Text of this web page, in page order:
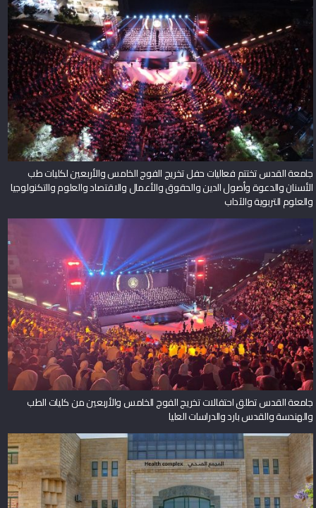
جامعة القدس تختتم فعاليات حفل تخريج الفوج الخامس والأربعين لكليات طب
الأسنان والدعوة وأصول الدين والحقوق والأعمال والاقتصاد والعلوم والتكنولوجيا
والعلوم التربوية والآداب
جامعة القدس تطلق احتفالات تخريج الفوج الخامس والأربعين من كليات الطب
والهندسة والقدس بارد والدراسات العليا